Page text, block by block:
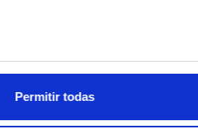
Permitir todas
de las Vocaciones
de la Consejería de
Canarias anuncian el